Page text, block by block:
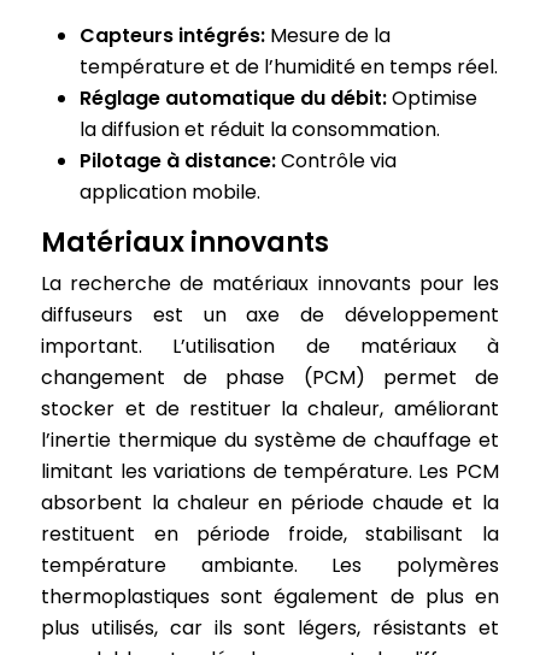
Capteurs intégrés: Mesure de la
température et de l’humidité en temps réel.
Réglage automatique du débit:Optimise
la diffusion et réduit la consommation.
Pilotage à distance:Contrôle via
application mobile.
Matériaux innovants
La recherche de matériaux innovants pour les
diffuseurs est un axe de développement
important. L’utilisation de matériaux à
changement de phase (PCM) permet de
stocker et de restituer la chaleur, améliorant
l’inertie thermique du système de chauffage et
limitant les variations de température. Les PCM
absorbent la chaleur en période chaude et la
restituent en période froide, stabilisant la
température ambiante. Les polymères
thermoplastiques sont également de plus en
plus utilisés, car ils sont légers, résistants et